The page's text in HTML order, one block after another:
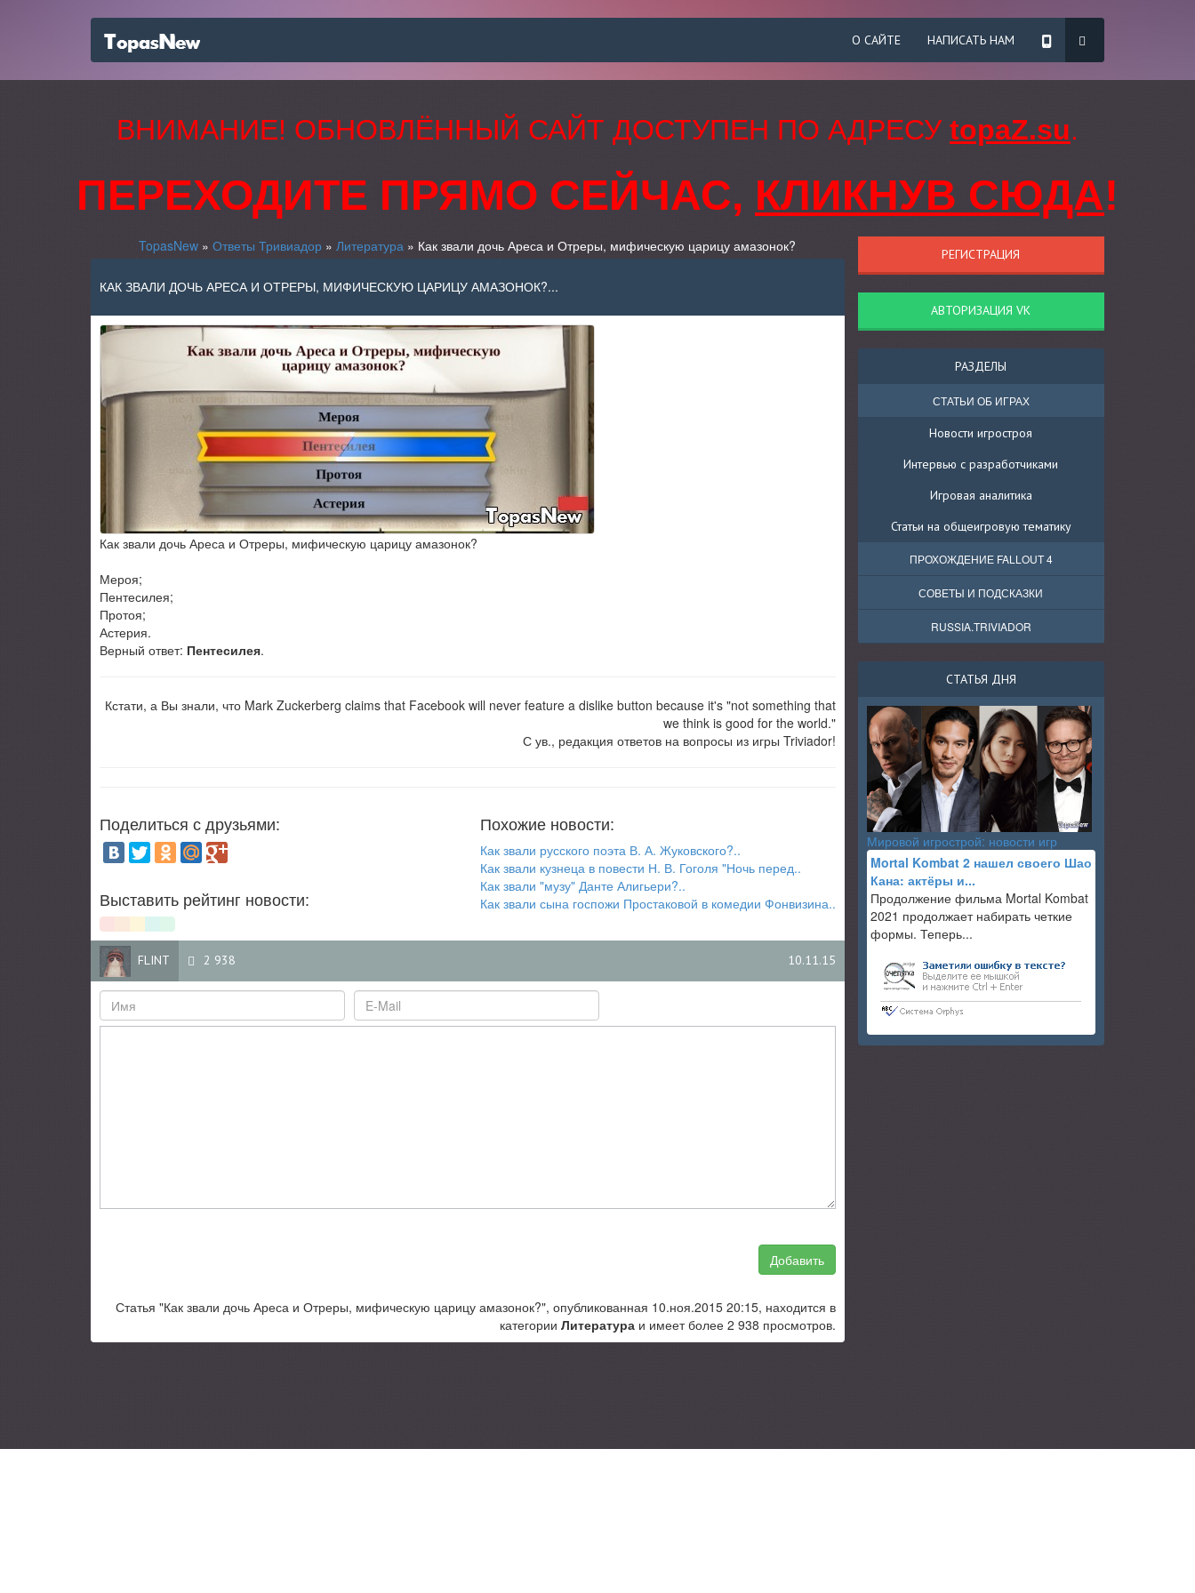
О САЙТЕ НАПИСАТЬ НАМ
ВНИМАНИЕ! ОБНОВЛЁННЫЙ САЙТ ДОСТУПЕН ПО АДРЕСУ topaZ.su.
ПЕРЕХОДИТЕ ПРЯМО СЕЙЧАС, КЛИКНУВ СЮДА!
TopasNew »Ответы Тривиадор » Литература » Как звали дочь Ареса и Отреры, мифическую царицу амазонок?
КАК ЗВАЛИ ДОЧЬ АРЕСА И ОТРЕРЫ, МИФИЧЕСКУЮ ЦАРИЦУ АМАЗОНОК?...
Как звали дочь Ареса и Отреры, мифическую царицу амазонок?
Мероя;
Пентесилея;
Протоя;
Астерия.
Верный ответ: Пентесилея.
Кстати, а Вы знали, что Mark Zuckerberg claims that Facebook will never feature a dislike button because it's "not something that
we think is good for the world."
С ув., редакция ответов на вопросы из игры Triviador!
Поделиться с друзьями:
Выставить рейтинг новости:
Похожие новости:
Как звали русского поэта В. А. Жуковского?..
Как звали кузнеца в повести Н. В. Гоголя "Ночь перед..
Как звали "музу" Данте Алигьери?..
Как звали сына госпожи Простаковой в комедии Фонвизина..
FLINT 2 938 10.11.15
Добавить
Статья "Как звали дочь Ареса и Отреры, мифическую царицу амазонок?", опубликованная 10.ноя.2015 20:15, находится в
категории Литератураи имеет более 2 938 просмотров.
РЕГИСТРАЦИЯ
АВТОРИЗАЦИЯ VK
РАЗДЕЛЫ
СТАТЬИ ОБ ИГРАХ
Новости игростроя
Интервью с разработчиками
Игровая аналитика
Статьи на общеигровую тематику
ПРОХОЖДЕНИЕ FALLOUT 4
СОВЕТЫ И ПОДСКАЗКИ
RUSSIA.TRIVIADOR
СТАТЬЯ ДНЯ
Мировой игрострой: новости игр
Mortal Kombat 2 нашел своего Шао
Кана: актёры и...
Продолжение фильма Mortal Kombat
2021 продолжает набирать четкие
формы. Теперь...